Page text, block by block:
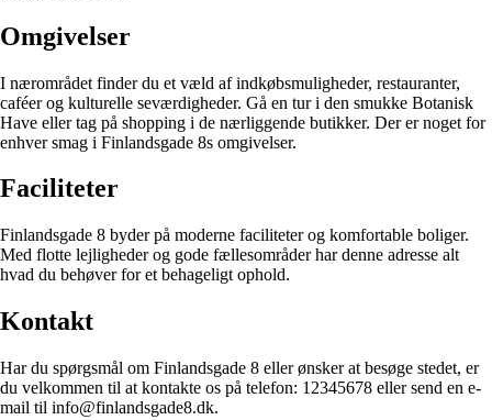
Omgivelser
I nærområdet finder du et væld af indkøbsmuligheder, restauranter,
caféer og kulturelle seværdigheder. Gå en tur i den smukke Botanisk
Have eller tag på shopping i de nærliggende butikker. Der er noget for
enhver smag i Finlandsgade 8s omgivelser.
Faciliteter
Finlandsgade 8 byder på moderne faciliteter og komfortable boliger.
Med flotte lejligheder og gode fællesområder har denne adresse alt
hvad du behøver for et behageligt ophold.
Kontakt
Har du spørgsmål om Finlandsgade 8 eller ønsker at besøge stedet, er
du velkommen til at kontakte os på telefon: 12345678 eller send en e-
mail til info@finlandsgade8.dk.